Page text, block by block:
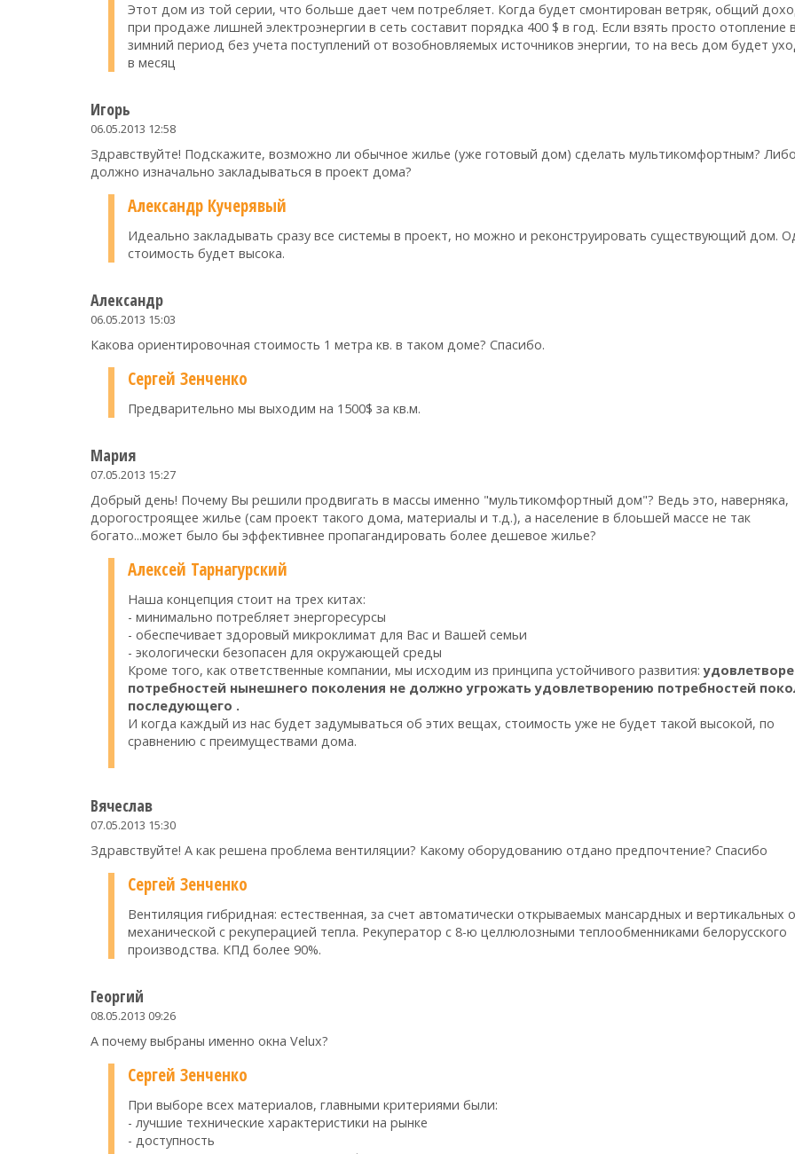
Этот дом из той серии, что больше дает чем потребляет. Когда будет смонтирован ветряк, общий
при продаже лишней электроэнергии в сеть составит порядка 400 $ в год. Если взять просто отопление
зимний период без учета поступлений от возобновляемых источников энергии, то на весь дом будет
в месяц
Игорь
06.05.2013 12:58
Здравствуйте! Подскажите, возможно ли обычное жилье (уже готовый дом) сделать мультикомфортным?
должно изначально закладываться в проект дома?
Александр Кучерявый
Идеально закладывать сразу все системы в проект, но можно и реконструировать существующий дом.
стоимость будет высока.
Александр
06.05.2013 15:03
Какова ориентировочная стоимость 1 метра кв. в таком доме? Спасибо.
Сергей Зенченко
Предварительно мы выходим на 1500$ за кв.м.
Мария
07.05.2013 15:27
Добрый день! Почему Вы решили продвигать в массы именно "мультикомфортный дом"? Ведь это, наверняка,
дорогостроящее жилье (сам проект такого дома, материалы и т.д.), а население в блоьшей массе не так
богато...может было бы эффективнее пропагандировать более дешевое жилье?
Алексей Тарнагурский
Наша концепция стоит на трех китах:
- минимально потребляет энергоресурсы
- обеспечивает здоровый микроклимат для Вас и Вашей семьи
- экологически безопасен для окружающей среды
Кроме того, как ответственные компании, мы исходим из принципа устойчивого развития:
потребностей нынешнего поколения не должно угрожать удовлетворению потребностей
последующего .
И когда каждый из нас будет задумываться об этих вещах, стоимость уже не будет такой высокой, по
сравнению с преимуществами дома.
Вячеслав
07.05.2013 15:30
Здравствуйте! А как решена проблема вентиляции? Какому оборудованию отдано предпочтение? Спасибо
Сергей Зенченко
Вентиляция гибридная: естественная, за счет автоматически открываемых мансардных и вертикальных
механической с рекуперацией тепла. Рекуператор с 8-ю целлюлозными теплообменниками белорусского
производства. КПД более 90%.
Георгий
08.05.2013 09:26
А почему выбраны именно окна Velux?
Сергей Зенченко
При выборе всех материалов, главными критериями были:
- лучшие технические характеристики на рынке
- доступность